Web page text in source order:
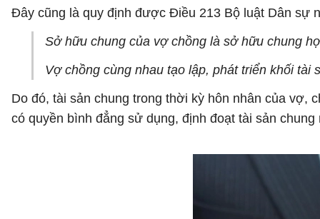
Đây cũng là quy định được Điều 213 Bộ luật Dân sự
Sở hữu chung của vợ chồng là sở hữu chung
Vợ chồng cùng nhau tạo lập, phát triển khối tài
Do đó, tài sản chung trong thời kỳ hôn nhân của vợ,
có quyền bình đẳng sử dụng, định đoạt tài sản chung